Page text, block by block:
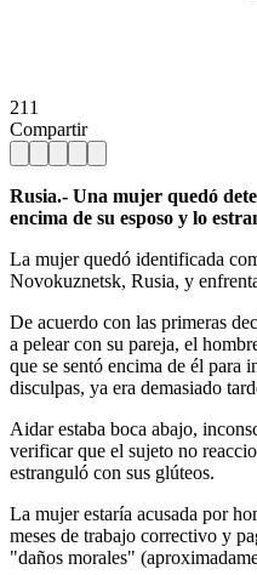
211
Compartir
Rusia.- Una mujer quedó
encima de su esposo y lo
La mujer quedó identificada
Novokuznetsk, Rusia, y
De acuerdo con las primeras
a pelear con su pareja, el
que se sentó encima de él para
disculpas, ya era demasiado
Aidar estaba boca abajo,
verificar que el sujeto no
estranguló con sus glúteos.
La mujer estaría acusada por
meses de trabajo correctivo y
"daños morales"